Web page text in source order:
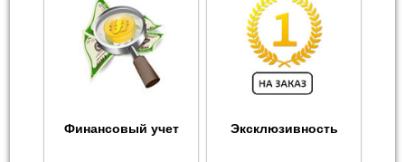
Финансовый учет Эксклюзивность